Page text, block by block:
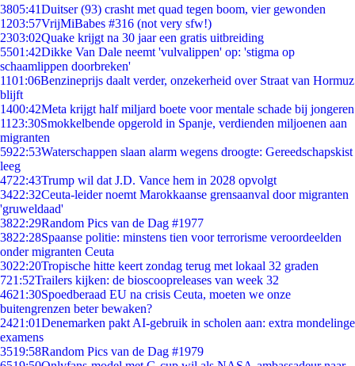
3805:41Duitser (93) crasht met quad tegen boom, vier gewonden
1203:57VrijMiBabes #316 (not very sfw!)
2303:02Quake krijgt na 30 jaar een gratis uitbreiding
5501:42Dikke Van Dale neemt 'vulvalippen' op: 'stigma op
schaamlippen doorbreken'
1101:06Benzineprijs daalt verder, onzekerheid over Straat van Hormuz
blijft
1400:42Meta krijgt half miljard boete voor mentale schade bij jongeren
11 23:30Smokkelbende opgerold in Spanje, verdienden miljoenen aan
migranten
5922:53Waterschappen slaan alarm wegens droogte: Gereedschapskist
leeg
4722:43Trump wil dat J.D. Vance hem in 2028 opvolgt
3422:32Ceuta-leider noemt Marokkaanse grensaanval door migranten
'gruweldaad'
3822:29Random Pics van de Dag #1977
3822:28Spaanse politie: minstens tien voor terrorisme veroordeelden
onder migranten Ceuta
3022:20Tropische hitte keert zondag terug met lokaal 32 graden
721:52Trailers kijken: de bioscoopreleases van week 32
4621:30Spoedberaad EU na crisis Ceuta, moeten we onze
buitengrenzen beter bewaken?
2421:01Denemarken pakt AI-gebruik in scholen aan: extra mondelinge
examens
3519:58Random Pics van de Dag #1979